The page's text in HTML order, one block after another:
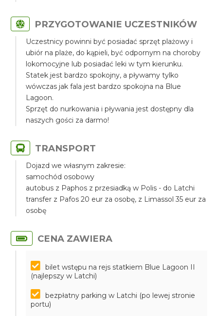
PRZYGOTOWANIE UCZESTNIKÓW
Uczestnicy powinni być posiadać sprzęt plażowy i
ubiór na plaże, do kąpieli, być odpornym na choroby
lokomocyjne lub posiadać leki w tym kierunku.
Statek jest bardzo spokojny, a pływamy tylko
wówczas jak fala jest bardzo spokojna na Blue
Lagoon.
Sprzęt do nurkowania i pływania jest dostępny dla
naszych gości za darmo!
TRANSPORT
Dojazd we własnym zakresie:
samochód osobowy
autobus z Paphos z przesiadką w Polis - do Latchi
transfer z Pafos 20 eur za osobę, z Limassol 35 eur za
osobę
CENA ZAWIERA
bilet wstępu na rejs statkiem Blue Lagoon II
(najlepszy w Latchi)
bezpłatny parking w Latchi (po lewej stronie
portu)